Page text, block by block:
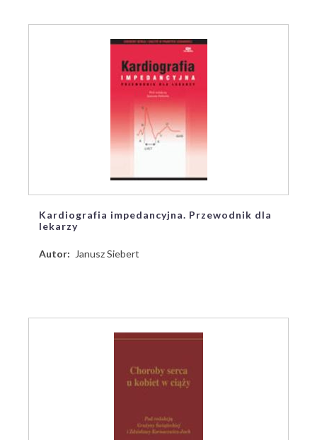
Kardiografia impedancyjna. Przewodnik dla
lekarzy
Autor Janusz Siebert